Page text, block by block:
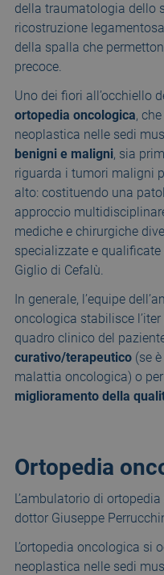
della traumatologia dello
ricostruzione
della spalla che
precoce.
Uno dei fiori all’occhiello
ortopedia oncologica,
neoplastica nelle sedi
benigni e maligni, sia
riguarda i tumori maligni
alto: costituendo una
approccio
mediche e chirurgiche
specializzate e
Giglio di Cefalù.
In generale, l’equipe
oncologica stabilisce
quadro clinico del
curativo/terapeutico (se
malattia oncologica) o
miglioramento della
Ortopedia
L’ambulatorio di
dottor Giuseppe
L’ortopedia oncologica si
neoplastica nelle sedi